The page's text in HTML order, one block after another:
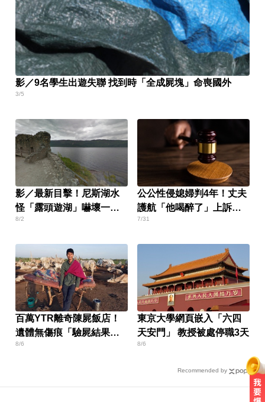
影／9名學生出遊失聯 找到時「全成屍塊」命喪國外
3/5
影／最新目擊！尼斯湖水
怪「露頭遊湖」嚇壞一票
遊客
8/2
公公性侵媳婦判4年！丈夫
護航「他喝醉了」上訴遭
駁回
7/31
百萬YTR離奇陳屍飯店！
遺體無傷痕「驗屍結果
曝」
8/6
東京大學網頁嵌入「六四
天安門」 教授被處停職3天
8/6
Recommended by